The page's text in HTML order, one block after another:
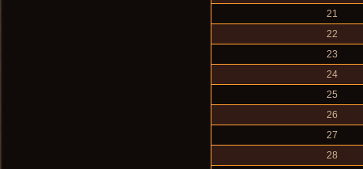
21
22
23
24
25
26
27
28